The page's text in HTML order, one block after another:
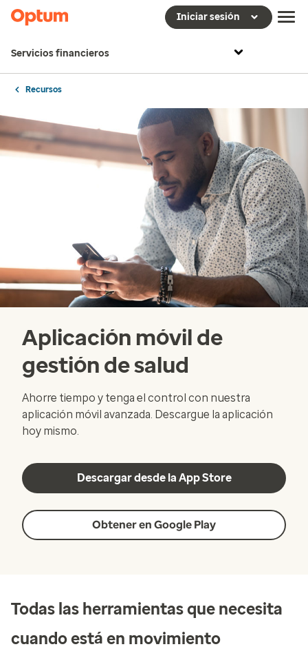
Iniciar sesión
Servicios financieros
Recursos
Aplicación móvil de
gestión de salud
Ahorre tiempo y tenga el control con nuestra
aplicación móvil avanzada. Descargue la aplicación
hoy mismo.
Descargar desde la App Store
Obtener en Google Play
Todas las herramientas que necesita
cuando está en movimiento